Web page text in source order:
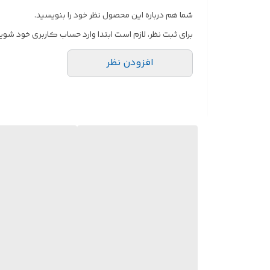
شما هم درباره این محصول نظر خود را بنویسید.
برای ثبت نظر، لازم است ابتدا وارد حساب کاربری خود
افزودن نظر